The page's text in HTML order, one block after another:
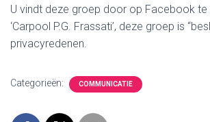
U vindt deze groep door op Facebook te
‘Carpool P.G. Frassati’, deze groep is
privacyredenen.
Categorieën: COMMUNICATIE